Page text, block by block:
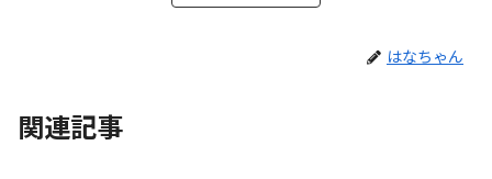
はなちゃん
関連記事